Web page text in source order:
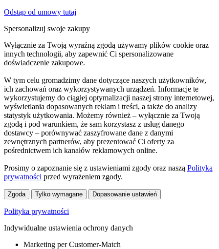
Odstąp od umowy tutaj
Spersonalizuj swoje zakupy
Wyłącznie za Twoją wyraźną zgodą używamy plików cookie oraz
innych technologii, aby zapewnić Ci spersonalizowane
doświadczenie zakupowe.
W tym celu gromadzimy dane dotyczące naszych użytkowników,
ich zachowań oraz wykorzystywanych urządzeń. Informacje te
wykorzystujemy do ciągłej optymalizacji naszej strony internetowej,
wyświetlania dopasowanych reklam i treści, a także do analizy
statystyk użytkowania. Możemy również – wyłącznie za Twoją
zgodą i pod warunkiem, że sam korzystasz z usług danego
dostawcy – porównywać zaszyfrowane dane z danymi
zewnętrznych partnerów, aby prezentować Ci oferty za
pośrednictwem ich kanałów reklamowych online.
Prosimy o zapoznanie się z ustawieniami zgody oraz naszą Polityką
prywatności przed wyrażeniem zgody.
Zgoda Tylko wymagane Dopasowanie ustawień
Polityka prywatności
Indywidualne ustawienia ochrony danych
Marketing per Customer-Match